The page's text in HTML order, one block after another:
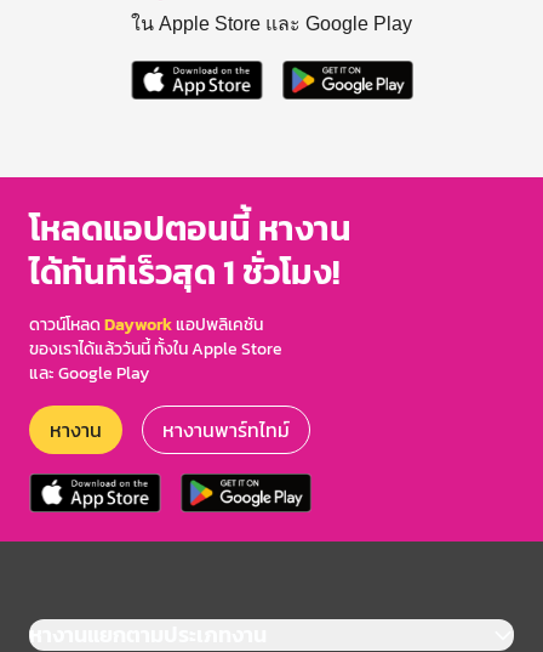
ใน Apple Store และ Google Play
โหลดแอปตอนนี้ หางาน
ได้ทันทีเร็วสุด 1 ชั่วโมง!
ดาวน์โหลดDayworkแอปพลิเคชัน
ของเราได้แล้ววันนี้ ทั้งใน Apple Store
และ Google Play
หางาน หางานพาร์ทไทม์
หางานแยกตามประเภทงาน